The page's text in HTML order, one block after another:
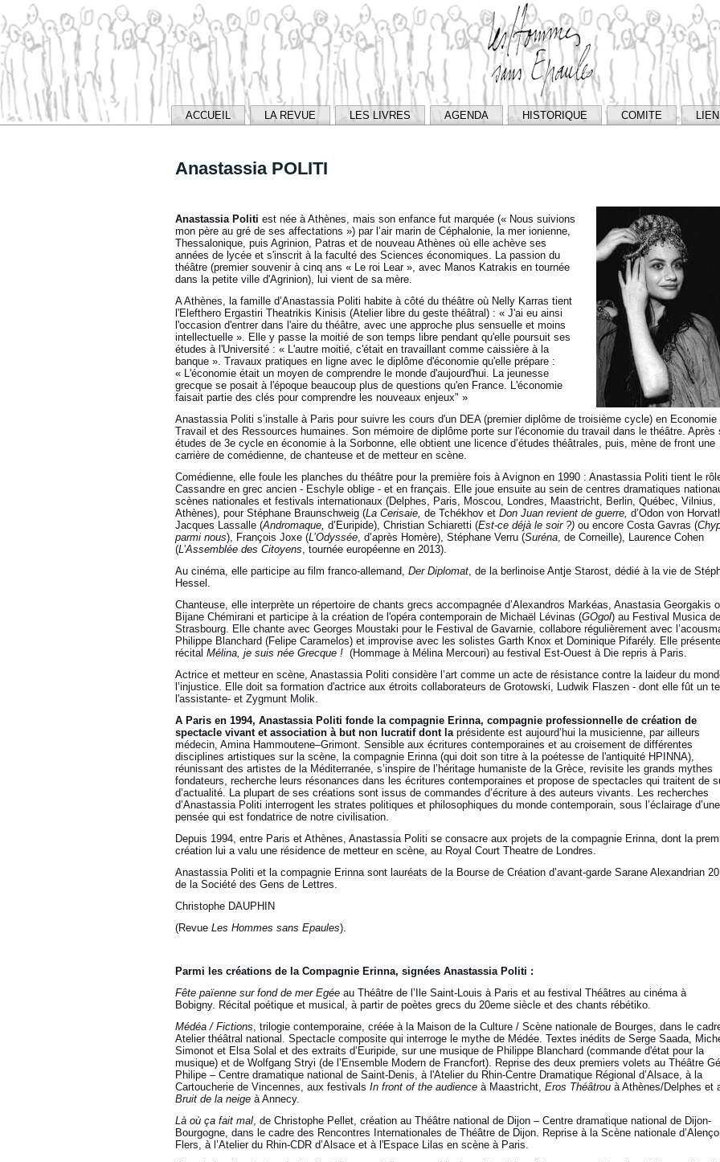
ACCUEIL LA REVUE LES LIVRES AGENDA HISTORIQUE COMITE
Anastassia POLITI
Anastassia Politi est née à Athènes, mais son enfance fut marquée (« Nous suivions
mon père au gré de ses affectations ») par l’air marin de Céphalonie, la mer ionienne,
Thessalonique, puis Agrinion, Patras et de nouveau Athènes où elle achève ses
années de lycée et s'inscrit à la faculté des Sciences économiques. La passion du
théâtre (premier souvenir à cinq ans « Le roi Lear », avec Manos Katrakis en tournée
dans la petite ville d'Agrinion), lui vient de sa mère.
A Athènes, la famille d’Anastassia Politi habite à côté du théâtre où Nelly Karras tient
l'Elefthero Ergastiri Theatrikis Kinisis (Atelier libre du geste théâtral) : « J'ai eu ainsi
l'occasion d'entrer dans l'aire du théâtre, avec une approche plus sensuelle et moins
intellectuelle ». Elle y passe la moitié de son temps libre pendant qu'elle poursuit ses
études à l'Université : « L'autre moitié, c'était en travaillant comme caissière à la
banque ». Travaux pratiques en ligne avec le diplôme d'économie qu'elle prépare :
« L'économie était un moyen de comprendre le monde d'aujourd'hui. La jeunesse
grecque se posait à l'époque beaucoup plus de questions qu'en France. L'économie
faisait partie des clés pour comprendre les nouveaux enjeux" »
Anastassia Politi s’installe à Paris pour suivre les cours d'un DEA (premier diplôme de troisième cycle) en Economie
Travail et des Ressources humaines. Son mémoire de diplôme porte sur l'économie du travail dans le théâtre. Après
études de 3e cycle en économie à la Sorbonne, elle obtient une licence d’études théâtrales, puis, mène de front une
carrière de comédienne, de chanteuse et de metteur en scène.
Comédienne, elle foule les planches du théâtre pour la première fois à Avignon en 1990 : Anastassia Politi tient le
Cassandre en grec ancien - Eschyle oblige - et en français. Elle joue ensuite au sein de centres dramatiques
scènes nationales et festivals internationaux (Delphes, Paris, Moscou, Londres, Maastricht, Berlin, Québec, Vilnius,
Athènes), pour Stéphane Braunschweig (La Cerisaie, de Tchékhov et Don Juan revient de guerre, d’Odon von
Jacques Lassalle (Andromaque, d’Euripide), Christian Schiaretti (Est-ce déjà le soir ?) ou encore Costa Gavras (
parmi nous), François Joxe (L’Odyssée, d’après Homère), Stéphane Verru (Suréna, de Corneille), Laurence Cohen
(L’Assemblée des Citoyens, tournée européenne en 2013).
Au cinéma, elle participe au film franco-allemand, Der Diplomat, de la berlinoise Antje Starost, dédié à la vie de
Hessel.
Chanteuse, elle interprète un répertoire de chants grecs accompagnée d’Alexandros Markéas, Anastasia Georgakis
Bijane Chémirani et participe à la création de l'opéra contemporain de Michaël Lévinas (GOgol) au Festival Musica de
Strasbourg. Elle chante avec Georges Moustaki pour le Festival de Gavarnie, collabore régulièrement avec
Philippe Blanchard (Felipe Caramelos) et improvise avec les solistes Garth Knox et Dominique Pifarély. Elle
récital Mélina, je suis née Grecque ! (Hommage à Mélina Mercouri) au festival Est-Ouest à Die repris à Paris.
Actrice et metteur en scène, Anastassia Politi considère l’art comme un acte de résistance contre la laideur du
l’injustice. Elle doit sa formation d'actrice aux étroits collaborateurs de Grotowski, Ludwik Flaszen - dont elle fût un
l'assistante- et Zygmunt Molik.
A Paris en 1994, Anastassia Politi fonde la compagnie Erinna, compagnie professionnelle de création de
spectacle vivant et association à but non lucratif dont la présidente est aujourd’hui la musicienne, par ailleurs
médecin, Amina Hammoutene–Grimont. Sensible aux écritures contemporaines et au croisement de différentes
disciplines artistiques sur la scène, la compagnie Erinna (qui doit son titre à la poétesse de l'antiquité HPINNA),
réunissant des artistes de la Méditerranée, s’inspire de l’héritage humaniste de la Grèce, revisite les grands mythes
fondateurs, recherche leurs résonances dans les écritures contemporaines et propose de spectacles qui traitent de
d’actualité. La plupart de ses créations sont issus de commandes d’écriture à des auteurs vivants. Les recherches
d’Anastassia Politi interrogent les strates politiques et philosophiques du monde contemporain, sous l’éclairage d’une
pensée qui est fondatrice de notre civilisation.
Depuis 1994, entre Paris et Athènes, Anastassia Politi se consacre aux projets de la compagnie Erinna, dont la
création lui a valu une résidence de metteur en scène, au Royal Court Theatre de Londres.
Anastassia Politi et la compagnie Erinna sont lauréats de la Bourse de Création d’avant-garde Sarane Alexandrian
de la Société des Gens de Lettres.
Christophe DAUPHIN
(Revue Les Hommes sans Epaules).
Parmi les créations de la Compagnie Erinna, signées Anastassia Politi :
Fête païenne sur fond de mer Egée au Théâtre de l’Ile Saint-Louis à Paris et au festival Théâtres au cinéma à
Bobigny. Récital poétique et musical, à partir de poètes grecs du 20eme siècle et des chants rébétiko.
Médéa / Fictions, trilogie contemporaine, créée à la Maison de la Culture / Scène nationale de Bourges, dans le
Atelier théâtral national. Spectacle composite qui interroge le mythe de Médée. Textes inédits de Serge Saada,
Simonot et Elsa Solal et des extraits d’Euripide, sur une musique de Philippe Blanchard (commande d'état pour la
musique) et de Wolfgang Stryi (de l’Ensemble Modern de Francfort). Reprise des deux premiers volets au Théâtre
Philipe – Centre dramatique national de Saint-Denis, à l'Atelier du Rhin-Centre Dramatique Régional d’Alsace, à la
Cartoucherie de Vincennes, aux festivals In front of the audience à Maastricht, Eros Théâtrou à Athènes/Delphes et
Bruit de la neige à Annecy.
Là où ça fait mal, de Christophe Pellet, création au Théâtre national de Dijon – Centre dramatique national de Dijon-
Bourgogne, dans le cadre des Rencontres Internationales de Théâtre de Dijon. Reprise à la Scène nationale
Flers, à l’Atelier du Rhin-CDR d’Alsace et à l'Espace Lilas en scène à Paris.